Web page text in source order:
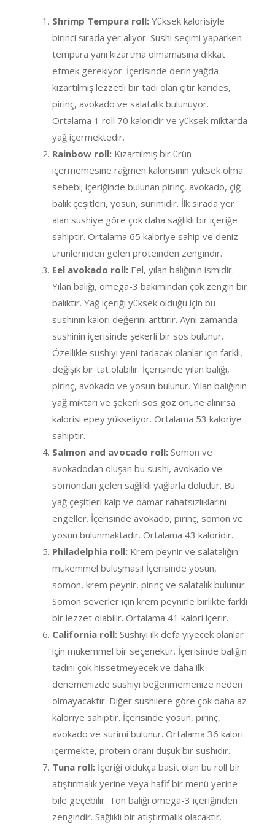
Shrimp Tempura roll: Yüksek kalorisiyle
birinci sırada yer alıyor. Sushi seçimi yaparken
tempura yani kızartma olmamasına dikkat
etmek gerekiyor. İçerisinde derin yağda
kızartılmış lezzetli bir tadı olan çıtır karides,
pirinç, avokado ve salatalık bulunuyor.
Ortalama 1 roll 70 kaloridir ve yüksek miktarda
yağ içermektedir.
Rainbow roll: Kızartılmış bir ürün
içermemesine rağmen kalorisinin yüksek olma
sebebi; içeriğinde bulunan pirinç, avokado, çiğ
balık çeşitleri, yosun, surimidir. İlk sırada yer
alan sushiye göre çok daha sağlıklı bir içeriğe
sahiptir. Ortalama 65 kaloriye sahip ve deniz
ürünlerinden gelen proteinden zengindir.
Eel avokado roll: Eel, yılan balığının ismidir.
Yılan balığı, omega-3 bakımından çok zengin bir
balıktır. Yağ içeriği yüksek olduğu için bu
sushinin kalori değerini arttırır. Aynı zamanda
sushinin içerisinde şekerli bir sos bulunur.
Özellikle sushiyi yeni tadacak olanlar için farklı,
değişik bir tat olabilir. İçerisinde yılan balığı,
pirinç, avokado ve yosun bulunur. Yılan balığının
yağ miktarı ve şekerli sos göz önüne alınırsa
kalorisi epey yükseliyor. Ortalama 53 kaloriye
sahiptir.
Salmon and avocado roll: Somon ve
avokadodan oluşan bu sushi, avokado ve
somondan gelen sağlıklı yağlarla doludur. Bu
yağ çeşitleri kalp ve damar rahatsızlıklarını
engeller. İçerisinde avokado, pirinç, somon ve
yosun bulunmaktadır. Ortalama 43 kaloridir.
Philadelphia roll: Krem peynir ve salatalığın
mükemmel buluşması! İçerisinde yosun,
somon, krem peynir, pirinç ve salatalık bulunur.
Somon severler için krem peynirle birlikte farklı
bir lezzet olabilir. Ortalama 41 kalori içerir.
California roll: Sushiyi ilk defa yiyecek olanlar
için mükemmel bir seçenektir. İçerisinde balığın
tadını çok hissetmeyecek ve daha ilk
denemenizde sushiyi beğenmemenize neden
olmayacaktır. Diğer sushilere göre çok daha az
kaloriye sahiptir. İçerisinde yosun, pirinç,
avokado ve surimi bulunur. Ortalama 36 kalori
içermekte, protein oranı düşük bir sushidir.
Tuna roll: İçeriği oldukça basit olan bu roll bir
atıştırmalık yerine veya hafif bir menü yerine
bile geçebilir. Ton balığı omega-3 içeriğinden
zengindir. Sağlıklı bir atıştırmalık olacaktır.